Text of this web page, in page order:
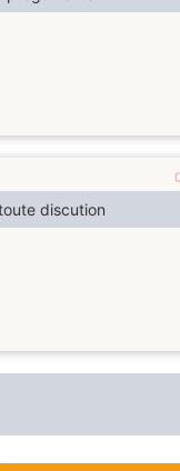
discution